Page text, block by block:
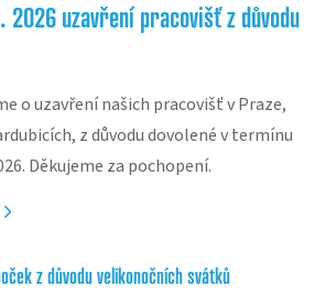
2026 uzavření pracovišť z důvodu
o uzavření našich pracovišť v Praze,
z důvodu dovolené v termínu
Děkujeme za pochopení.
z důvodu velikonočních svátků